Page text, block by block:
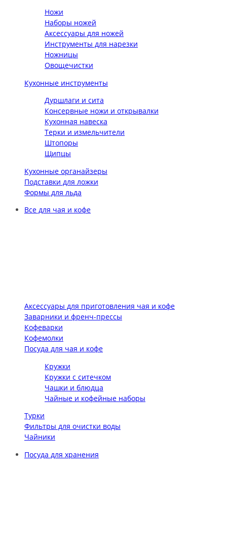
Ножи
Наборы ножей
Аксессуары для ножей
Инструменты для нарезки
Ножницы
Овощечистки
Кухонные инструменты
Дуршлаги и сита
Консервные ножи и открывалки
Кухонная навеска
Терки и измельчители
Штопоры
Щипцы
Кухонные органайзеры
Подставки для ложки
Формы для льда
Все для чая и кофе
Аксессуары для приготовления чая и кофе
Заварники и френч-прессы
Кофеварки
Кофемолки
Посуда для чая и кофе
Кружки
Кружки с ситечком
Чашки и блюдца
Чайные и кофейные наборы
Турки
Фильтры для очистки воды
Чайники
Посуда для хранения